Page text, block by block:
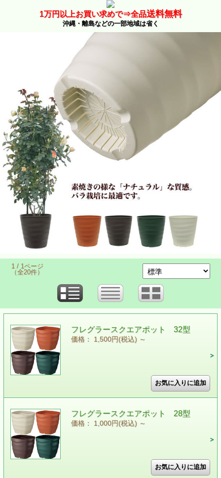
1万円以上お買い求めで⇒全品送料無料
沖縄・離島などの一部地域は省く
1 / 1ページ
（全20件）
フレグラースクエアポット 32型
価格： 1,500円(税込) ～
フレグラースクエアポット 28型
価格： 1,000円(税込) ～